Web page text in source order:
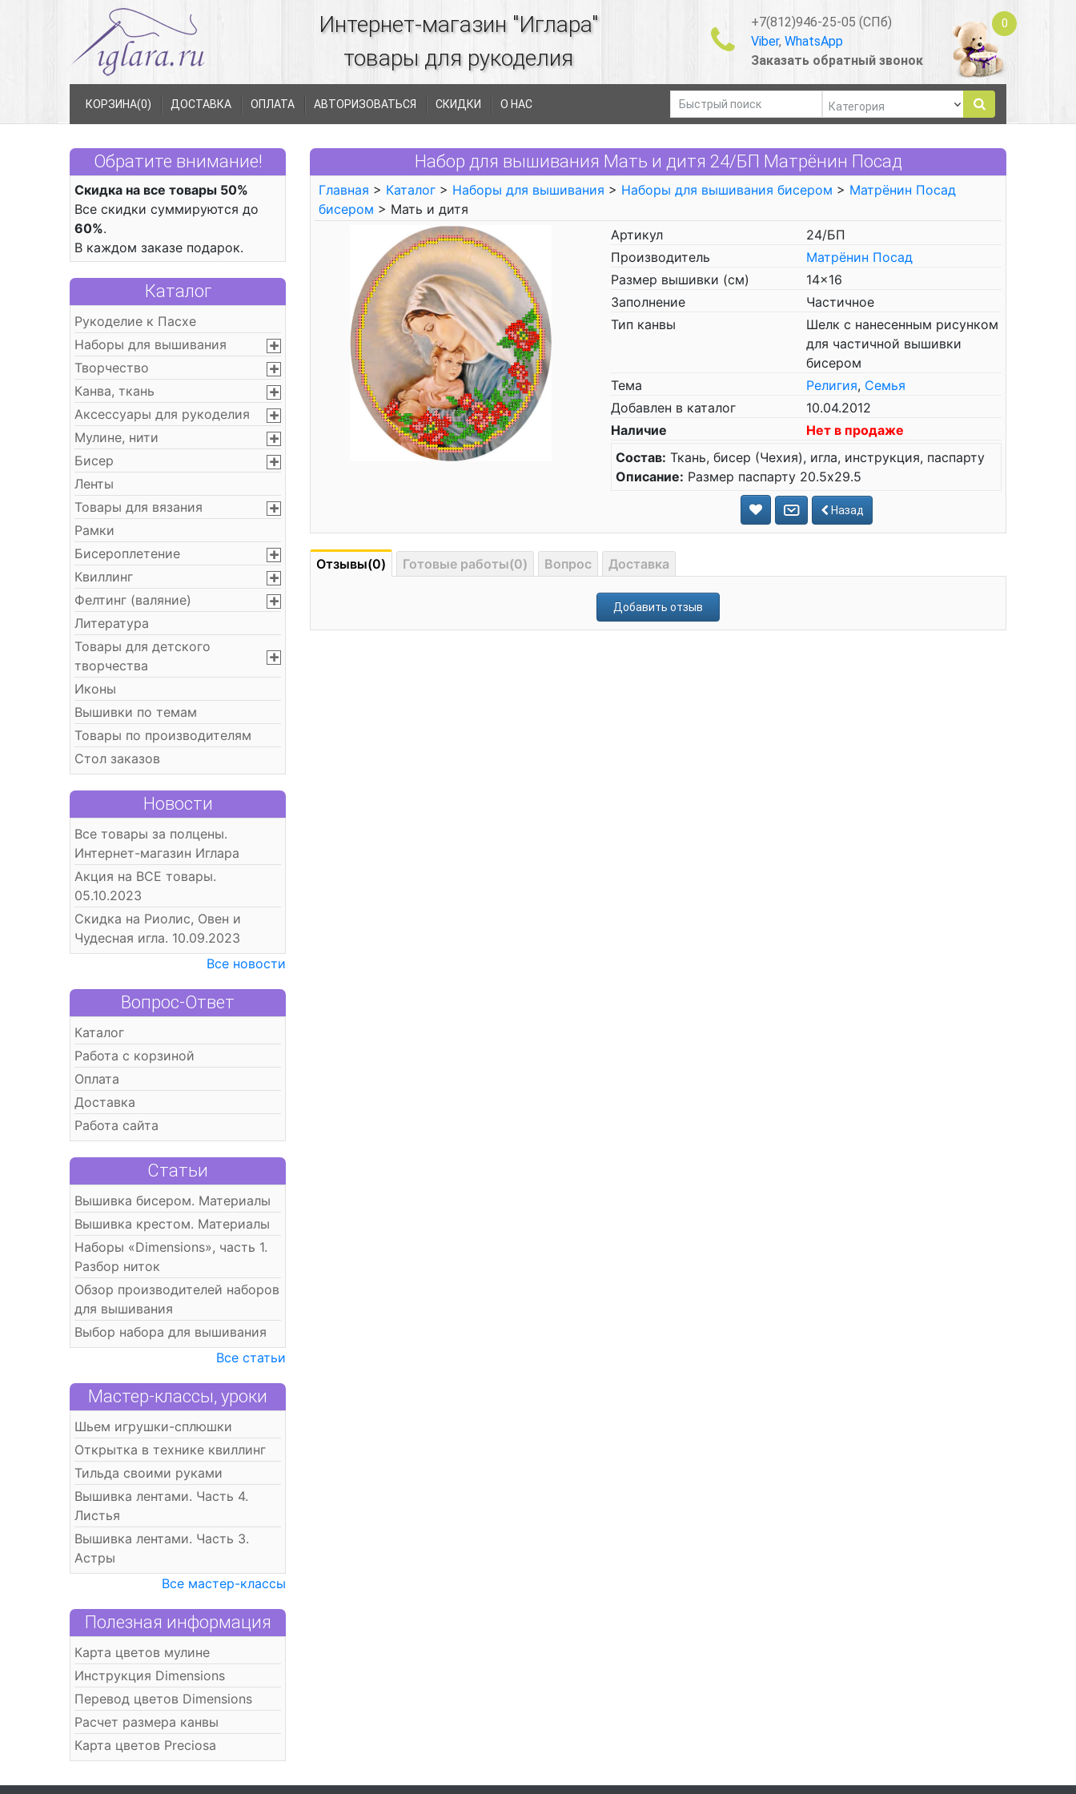
Интернет-магазин "Иглара"
товары для рукоделия
+7(812)946-25-05 (СПб)
Viber, WhatsApp
Заказать обратный звонок
0
КОРЗИНА(0) ДОСТАВКА ОПЛАТА АВТОРИЗОВАТЬСЯ СКИДКИ О НАС
Обратите внимание!
Скидка на все товары 50%
Все скидки суммируются до
60%.
В каждом заказе подарок.
Каталог
Рукоделие к Пасхе
Наборы для вышивания
Творчество
Канва, ткань
Аксессуары для рукоделия
Мулине, нити
Бисер
Ленты
Товары для вязания
Рамки
Бисероплетение
Квиллинг
Фелтинг (валяние)
Литература
Товары для детского
творчества
Иконы
Вышивки по темам
Товары по производителям
Стол заказов
Новости
Все товары за полцены.
Интернет-магазин Иглара
Акция на ВСЕ товары.
05.10.2023
Скидка на Риолис, Овен и
Чудесная игла. 10.09.2023
Все новости
Вопрос-Ответ
Каталог
Работа с корзиной
Оплата
Доставка
Работа сайта
Статьи
Вышивка бисером. Материалы
Вышивка крестом. Материалы
Наборы «Dimensions», часть 1.
Разбор ниток
Обзор производителей наборов
для вышивания
Выбор набора для вышивания
Все статьи
Мастер-классы, уроки
Шьем игрушки-сплюшки
Открытка в технике квиллинг
Тильда своими руками
Вышивка лентами. Часть 4.
Листья
Вышивка лентами. Часть 3.
Астры
Все мастер-классы
Полезная информация
Карта цветов мулине
Инструкция Dimensions
Перевод цветов Dimensions
Расчет размера канвы
Карта цветов Preciosa
Набор для вышивания Мать и дитя 24/БП Матрёнин Посад
Главная > Каталог > Наборы для вышивания > Наборы для вышивания бисером > Матрёнин Посад
бисером > Мать и дитя
Артикул
24/БП
Производитель
Матрёнин Посад
Размер вышивки (см)
14x16
Заполнение
Частичное
Тип канвы
Шелк с нанесенным рисунком
для частичной вышивки
бисером
Тема
Религия, Семья
Добавлен в каталог
10.04.2012
Наличие
Нет в продаже
Состав: Ткань, бисер (Чехия), игла, инструкция, паспарту
Описание: Размер паспарту 20.5х29.5
Назад
Отзывы(0) Готовые работы(0) Вопрос Доставка
Добавить отзыв